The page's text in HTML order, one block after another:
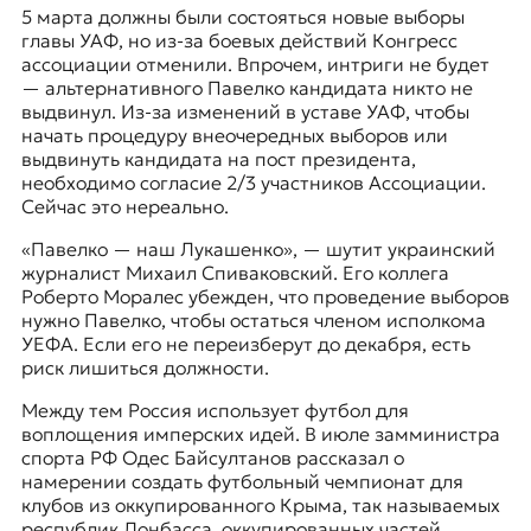
5 марта должны были состояться новые выборы
главы УАФ, но из-за боевых действий Конгресс
ассоциации отменили. Впрочем, интриги не будет
— альтернативного Павелко кандидата никто не
выдвинул. Из-за изменений в уставе УАФ, чтобы
начать процедуру внеочередных выборов или
выдвинуть кандидата на пост президента,
необходимо согласие 2/3 участников Ассоциации.
Сейчас это нереально.
«Павелко — наш Лукашенко», — шутит украинский
журналист Михаил Спиваковский. Его коллега
Роберто Моралес убежден, что проведение выборов
нужно Павелко, чтобы остаться членом исполкома
УЕФА. Если его не переизберут до декабря, есть
риск лишиться должности.
Между тем Россия использует футбол для
воплощения имперских идей. В июле замминистра
спорта РФ Одес Байсултанов рассказал о
намерении создать футбольный чемпионат для
клубов из оккупированного Крыма, так называемых